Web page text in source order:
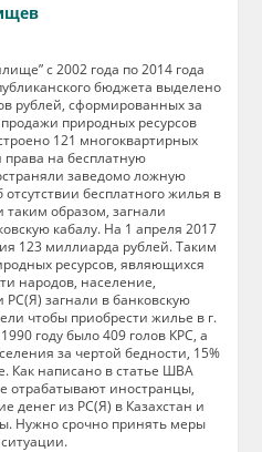
с 2002 года по 2014 года
бюджета выделено
рублей, сформированных за
природных ресурсов
121 многоквартирных
на бесплатную
заведомо ложную
бесплатного жилья в
таким образом, загнали
кабалу. На 1 апреля 2017
123 миллиарда рублей. Таким
ресурсов, являющихся
народов, население,
загнали в банковскую
чтобы приобрести жилье в г.
году было 409 голов КРС, а
за чертой бедности, 15%
Как написано в статье ШВА
отрабатывают иностранцы,
денег из РС(Я) в Казахстан и
Нужно срочно принять меры